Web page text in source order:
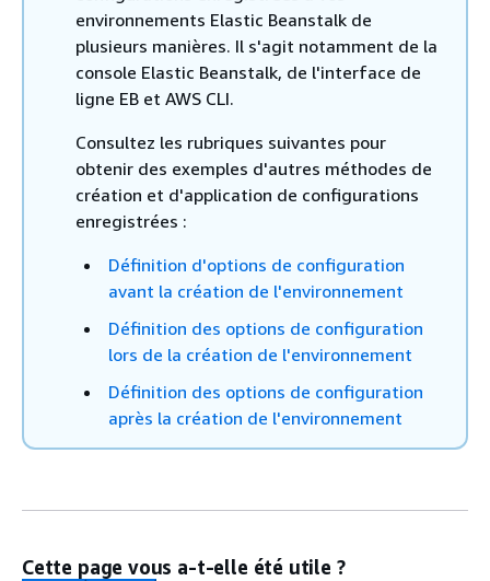
environnements Elastic Beanstalk de
plusieurs manières. Il s'agit notamment de la
console Elastic Beanstalk, de l'interface de
ligne EB et AWS CLI.
Consultez les rubriques suivantes pour
obtenir des exemples d'autres méthodes de
création et d'application de configurations
enregistrées :
Définition d'options de configuration
avant la création de l'environnement
Définition des options de configuration
lors de la création de l'environnement
Définition des options de configuration
après la création de l'environnement
Cette page vous a-t-elle été utile ?